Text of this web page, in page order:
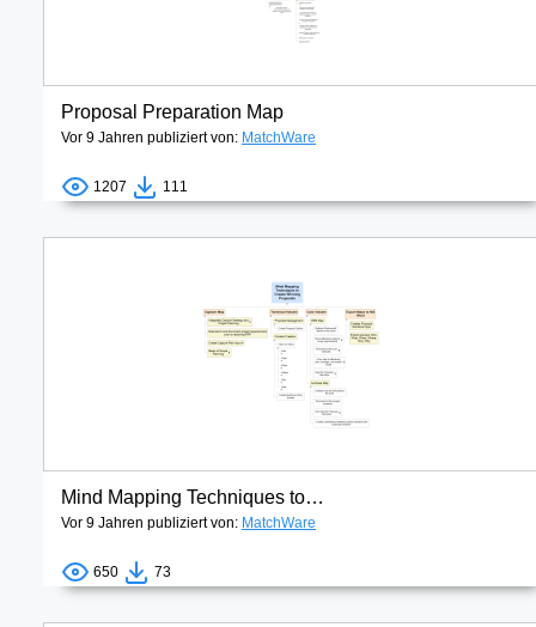
Proposal Preparation Map
Vor 9 Jahren publiziert von: MatchWare
1207 111
Mind Mapping Techniques to Create Winning Proposals
Vor 9 Jahren publiziert von: MatchWare
650 73